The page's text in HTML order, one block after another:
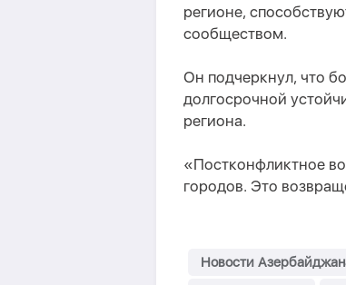
регионе,
сообществом.
Он подчеркнул, что
долгосрочной
региона.
«Постконфликтное
городов. Это
Новости